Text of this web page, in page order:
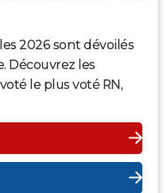
2026 sont dévoilés
Découvrez les
le plus voté RN,